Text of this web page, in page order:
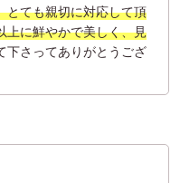
とても親切に対応して頂
上に鮮やかで美しく、見
下さってありがとうござ